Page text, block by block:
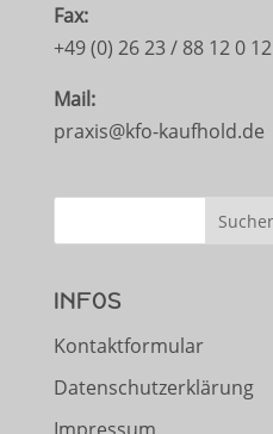
Fax:
+49 (0) 26 23 / 88 12 0 12
Mail:
praxis@kfo-kaufhold.de
INFOS
Kontaktformular
Datenschutzerklärung